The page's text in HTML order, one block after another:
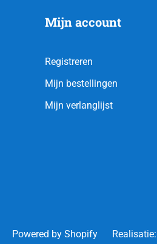
Mijn account
Registreren
Mijn bestellingen
Mijn verlanglijst
Powered by Shopify Realisatie: